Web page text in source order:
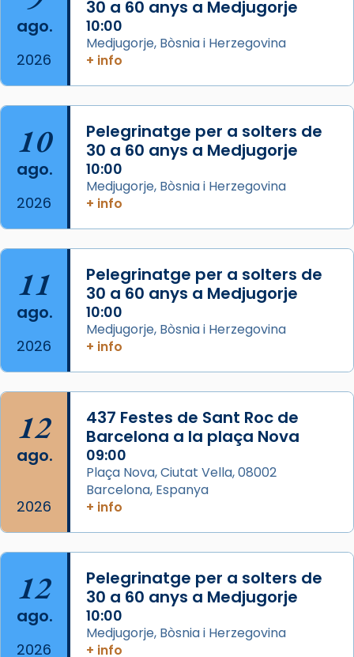
2 weeks ago
Aquest dilluns, 27 de juliol, ha tingut lloc la
missa d’acció de gràcies en agraïment al
comitè organitzador de la visita apostòlica
del Sant Pare Lleó XIV a Barcelona, i als
col·laboradors, a la Catedral de Barcelona.
L’arquebisbe de Barcelona, el cardenal Joan
Josep Omella, ha presidit la missa i l’ha
concelebrat el bisbe auxiliar de Barcelona,
Mons. David Abadías.
📸 Dr. G. Simón
Foto
View on Facebook · Share
Arquebisbat de Barcelona
2 weeks ago
Acompanyant la història de sant Cugat, a
partir de l’Edat Mitjana sorgeix la tradició
que les santes Juliana (“relatiu a Júlia”) i
Semproniana (“relatiu a Semprònia =
eterna”) són deixebles seves. I l’any 1667, el
frare Joan Gaspar Roig, afirma en una obra
que les santes són filles de l’antiga Iluro.
Mataró en reivindicarà les relíq
Foto
View on Facebook ·
ago.
2026
30 a 60 anys a Medjugorje
10:00
Medjugorje, Bòsnia i Herzegovina
+ info
10
ago.
2026
Pelegrinatge per a solters de
30 a 60 anys a Medjugorje
10:00
Medjugorje, Bòsnia i Herzegovina
+ info
11
ago.
2026
Pelegrinatge per a solters de
30 a 60 anys a Medjugorje
10:00
Medjugorje, Bòsnia i Herzegovina
+ info
12
ago.
2026
437 Festes de Sant Roc de
Barcelona a la plaça Nova
09:00
Plaça Nova, Ciutat Vella, 08002
Barcelona, Espanya
+ info
12
ago.
2026
Pelegrinatge per a solters de
30 a 60 anys a Medjugorje
10:00
Medjugorje, Bòsnia i Herzegovina
+ info